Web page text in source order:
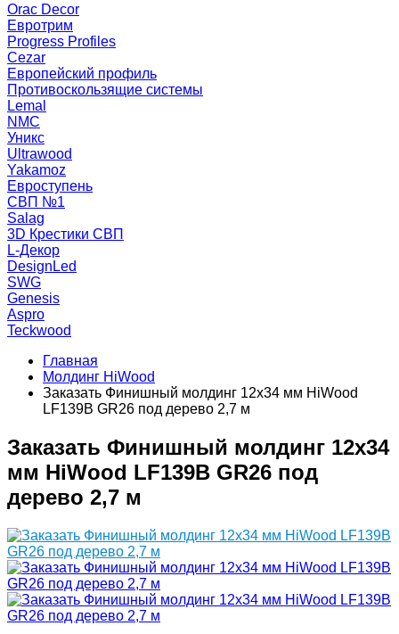
Orac Decor
Евротрим
Progress Profiles
Cezar
Европейский профиль
Противоскользящие системы
Lemal
NMC
Уникс
Ultrawood
Yakamoz
Евроступень
СВП №1
Salag
3D Крестики СВП
L-Декор
DesignLed
SWG
Genesis
Aspro
Teckwood
Главная
Молдинг HiWood
Заказать Финишный молдинг 12х34 мм HiWood
LF139B GR26 под дерево 2,7 м
Заказать Финишный молдинг 12х34
мм HiWood LF139B GR26 под
дерево 2,7 м